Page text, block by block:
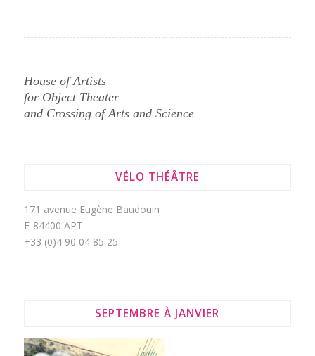
House of Artists
for Object Theater
and Crossing of Arts and Science
VÉLO THÉÂTRE
171 avenue Eugène Baudouin
F-84400 APT
+33 (0)4 90 04 85 25
SEPTEMBRE À JANVIER